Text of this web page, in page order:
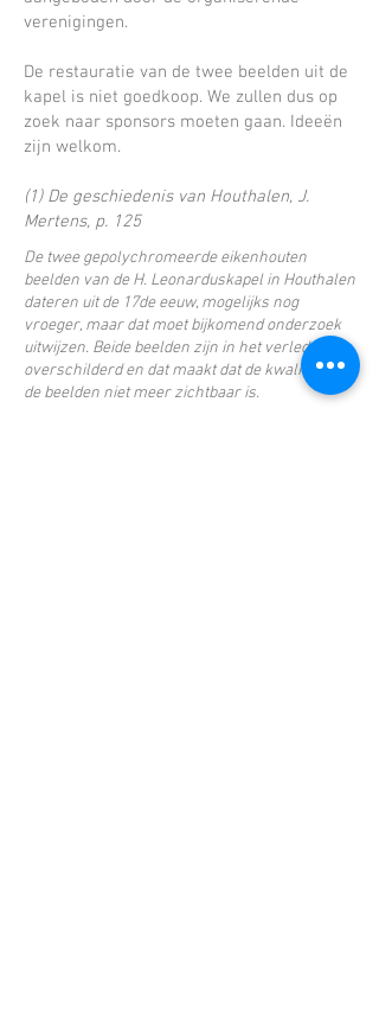
verenigingen.
De restauratie van de twee beelden uit de
kapel is niet goedkoop. We zullen dus op
zoek naar sponsors moeten gaan. Ideeën
zijn welkom.
(1) De geschiedenis van Houthalen, J.
Mertens, p. 125
De twee gepolychromeerde eikenhouten
beelden van de H. Leonarduskapel in Houthalen
dateren uit de 17de eeuw, mogelijks nog
vroeger, maar dat moet bijkomend onderzoek
uitwijzen. Beide beelden zijn in het verleden
overschilderd en dat maakt dat de kwaliteit van
de beelden niet meer zichtbaar is.